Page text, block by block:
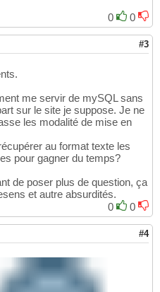
0
0
#3
me servir de mySQL sans
sur le site je suppose. Je ne
les modalité de mise en
au format texte les
pour gagner du temps?
de poser plus de question, ça
et autre absurdités.
0
0
#4